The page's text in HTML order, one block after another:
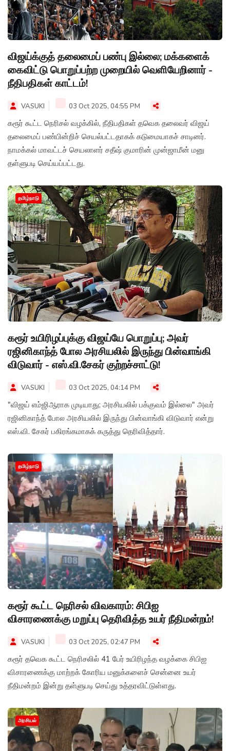
விஜய்க்குத் தலைமைப் பண்பு இல்லை; மக்களைக்
கைவிட்டு பொறுப்பற்ற முறையில் வெளியேறினார் -
நீதிபதிகள் காட்டம்!
VASUKI 03 Oct 2025, 04:55 PM
கரூர் கூட்ட நெரிசல் வழக்கில், நீதிபதிகள் தவெக தலைவர் விஜய்
தலைமைப் பண்பின்றிச் செயல்பட்டதாகக் கடுமையாகச் சாடினர்.
நாமக்கல் மாவட்டச் செயலாளர் சதீஷ் குமாரின் முன்ஜாமீன் மனு
தள்ளுபடி செய்யப்பட்டது.
தமிழ்நாடு
கரூர் உயிரிழப்புக்கு விஜய்யே பொறுப்பு; அவர்
ரஜினிகாந்த் போல அரசியலில் இருந்து பின்வாங்கி
விடுவார் - எஸ்.வி.சேகர் குற்றச்சாட்டு!
VASUKI 03 Oct 2025, 04:14 PM
"விஜய் எம்ஜிஆராக முடியாது; அரசியலில் பக்குவம் இல்லை" அவர்
ரஜினிகாந்த் போல அரசியலில் இருந்து பின்வாங்கி விடுவார் என்று
எஸ்.வி. சேகர் பகிரங்கமாகக் கருத்து தெரிவித்தார்.
தமிழ்நாடு
கரூர் கூட்ட நெரிசல் விவகாரம்: சிபிஐ
விசாரணைக்கு மறுப்பு தெரிவித்த உயர் நீதிமன்றம்!
VASUKI 03 Oct 2025, 02:47 PM
கரூர் தவெக கூட்ட நெரிசலில் 41 பேர் உயிரிழந்த வழக்கை சிபிஐ
விசாரணைக்கு மாற்றக் கோரிய மனுக்களைச் சென்னை உயர்
நீதிமன்றம் இன்று தள்ளுபடி செய்து உத்தரவிட்டுள்ளது.
அரசியல்